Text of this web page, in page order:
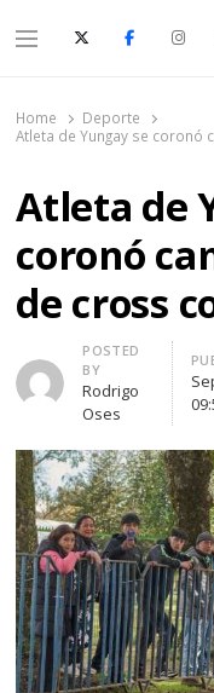
Menu
Home
Deporte
Atleta de Yungay se coronó
Atleta de
coronó
de cross
Author
POSTED
BY
Rodrigo
Oses